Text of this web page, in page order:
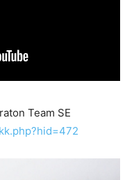
Team SE